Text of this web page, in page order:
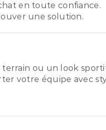
en toute confiance.
une solution.
ou un look
votre équipe avec